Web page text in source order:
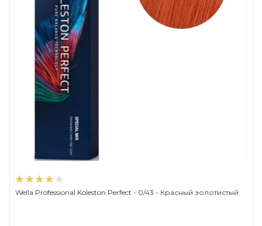
Wella Professional Koleston Perfect - 0/43 - Красный золотистый